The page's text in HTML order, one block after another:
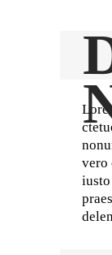
vero